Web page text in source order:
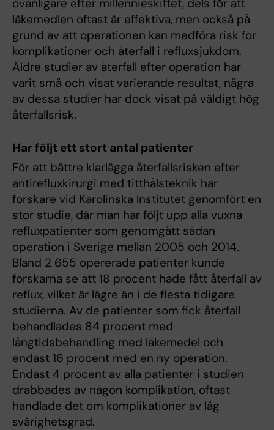
ovanligare efter millennieskiftet, dels för att
läkemedlen oftast är effektiva, men också på
grund av att operationen kan medföra risk för
komplikationer och återfall i refluxsjukdom.
Äldre studier av återfall efter operation har
varit små och visat varierande resultat, några
av dessa studier har dock visat på väldigt hög
återfallsrisk.
Har följt ett stort antal patienter
För att bättre klarlägga återfallsrisken efter
antirefluxkirurgi med titthålsteknik har
forskare vid Karolinska Institutet genomfört en
stor studie, där man har följt upp alla vuxna
refluxpatienter som genomgått sådan
operation i Sverige mellan 2005 och 2014.
Bland 2 655 opererade patienter kunde
forskarna se att 18 procent hade fått återfall av
reflux, vilket är lägre än i de flesta tidigare
studierna. Av de patienter som fick återfall
behandlades 84 procent med
långtidsbehandling med läkemedel och
endast 16 procent med en ny operation.
Endast 4 procent av alla patienter i studien
drabbades av någon komplikation, oftast
handlade det om komplikationer av låg
svårighetsgrad.